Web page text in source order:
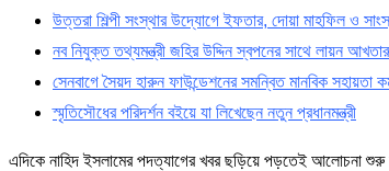
উত্তরা শিল্পী সংস্থার উদ্যোগে ইফতার, দোয়া মাহফিল ও
নব নিযুক্ত তথ্যমন্ত্রী জহির উদ্দিন স্বপনের সাথে লায়ন
সেনবাগে সৈয়দ হারুন ফাউন্ডেশনের সমন্বিত মানবিক সহায়তা
স্মৃতিসৌধের পরিদর্শন বইয়ে যা লিখেছেন নতুন প্রধানমন্ত্রী
এদিকে নাহিদ ইসলামের পদত্যাগের খবর ছড়িয়ে পড়তেই আলোচনা